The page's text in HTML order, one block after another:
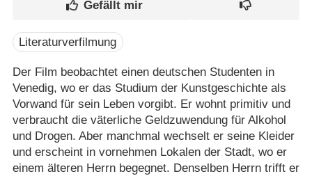
Literaturverfilmung
Der Film beobachtet einen deutschen Studenten in
Venedig, wo er das Studium der Kunstgeschichte als
Vorwand für sein Leben vorgibt. Er wohnt primitiv und
verbraucht die väterliche Geldzuwendung für Alkohol
und Drogen. Aber manchmal wechselt er seine Kleider
und erscheint in vornehmen Lokalen der Stadt, wo er
einem älteren Herrn begegnet. Denselben Herrn trifft er